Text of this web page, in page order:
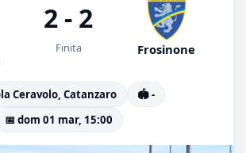
2 - 2
Finita Frosinone
Ceravolo, Catanzaro
🏟️ -
📅 dom 01 mar, 15:00